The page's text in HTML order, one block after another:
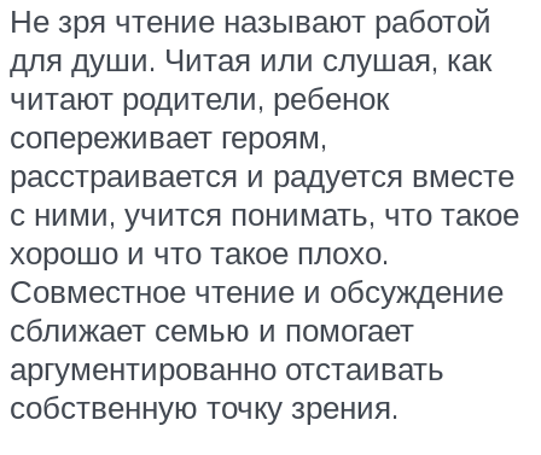
Не зря чтение называют работой
для души. Читая или слушая, как
читают родители, ребенок
сопереживает героям,
расстраивается и радуется вместе
с ними, учится понимать, что такое
хорошо и что такое плохо.
Совместное чтение и обсуждение
сближает семью и помогает
аргументированно отстаивать
собственную точку зрения.